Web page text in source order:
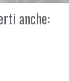
anche: